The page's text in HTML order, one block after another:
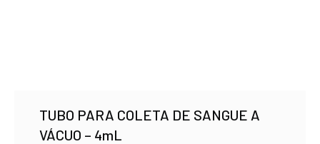
TUBO PARA COLETA DE SANGUE A
VÁCUO – 4mL